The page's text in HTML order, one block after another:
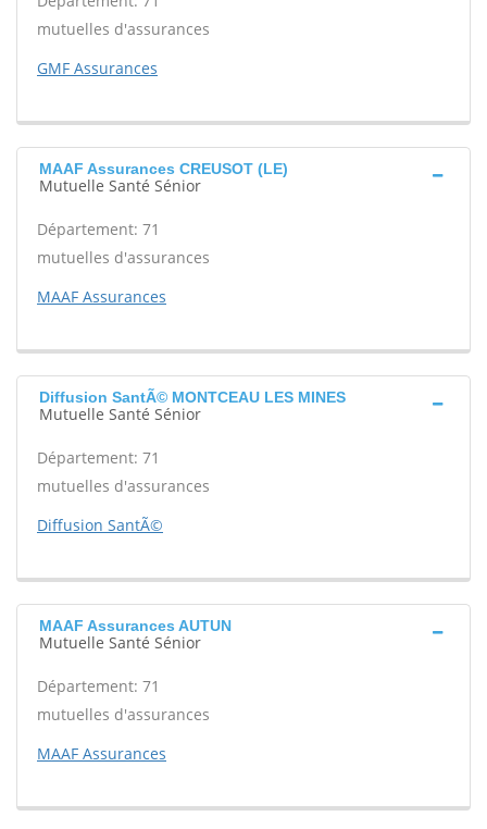
mutuelles d'assurances
GMF Assurances
MAAF Assurances CREUSOT (LE)
Mutuelle Santé Sénior
Département: 71
mutuelles d'assurances
MAAF Assurances
Diffusion SantÃ© MONTCEAU LES MINES
Mutuelle Santé Sénior
Département: 71
mutuelles d'assurances
Diffusion SantÃ©
MAAF Assurances AUTUN
Mutuelle Santé Sénior
Département: 71
mutuelles d'assurances
MAAF Assurances